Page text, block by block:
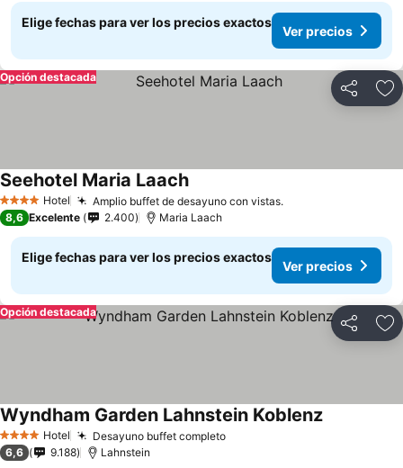
Elige fechas para ver los precios exactos
Ver precios
Compartir
Opción destacada
4 EstrellasHotel Amplio buffet de desayuno con vistas.
Seehotel Maria Laach
8,6 Excelente 2.400 Maria Laach
Elige fechas para ver los precios exactos
Ver precios
Compartir
Opción destacada
4 EstrellasHotel Desayuno buffet completo
Wyndham Garden Lahnstein Koblenz
6,6 9.188 Lahnstein